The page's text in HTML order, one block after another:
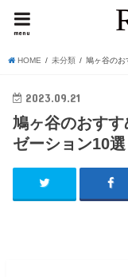
menu
HOME 未分類 鳩ヶ谷のお
2023.09.21
鳩ヶ谷のおす
ゼーション10選